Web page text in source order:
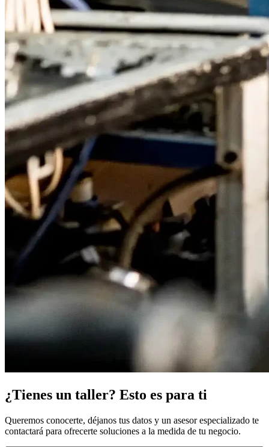
¿Tienes un taller? Esto es para ti
Queremos conocerte, déjanos tus datos y un asesor especializado te
contactará para ofrecerte soluciones a la medida de tu negocio.